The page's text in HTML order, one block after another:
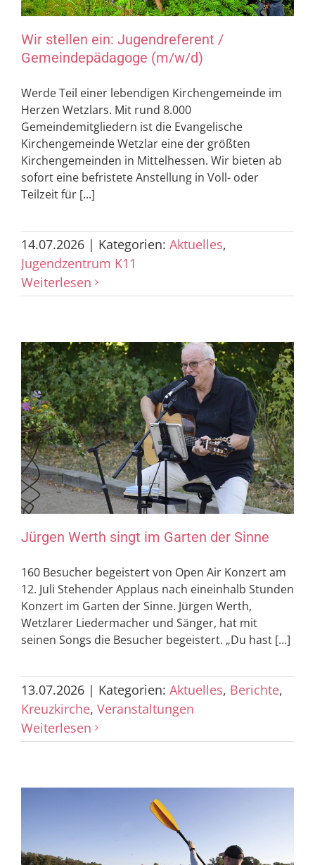
Wir stellen ein: Jugendreferent /
Gemeindepädagoge (m/w/d)
Werde Teil einer lebendigen Kirchengemeinde im
Herzen Wetzlars. Mit rund 8.000
Gemeindemitgliedern ist die Evangelische
Kirchengemeinde Wetzlar eine der ­größten
Kirchengemeinden in Mittelhessen. Wir bieten ab
sofort eine befristete ­Anstellung in Voll- oder
Teilzeit für [...]
14.07.2026 | Kategorien: Aktuelles,
Jugendzentrum K11
Weiterlesen
Jürgen Werth singt im Garten der Sinne
160 Besucher begeistert von Open Air Konzert am
12. Juli Stehender Applaus nach eineinhalb Stunden
Konzert im Garten der Sinne. Jürgen Werth,
Wetzlarer Liedermacher und Sänger, hat mit
seinen Songs die Besucher begeistert. „Du hast [...]
13.07.2026 | Kategorien: Aktuelles, Berichte,
Kreuzkirche, Veranstaltungen
Weiterlesen